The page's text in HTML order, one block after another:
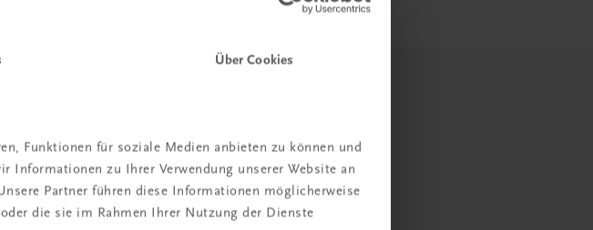
Über Cookies
Funktionen für soziale Medien anbieten zu können und
Informationen zu Ihrer Verwendung unserer Website an
Partner führen diese Informationen möglicherweise
die sie im Rahmen Ihrer Nutzung der Dienste